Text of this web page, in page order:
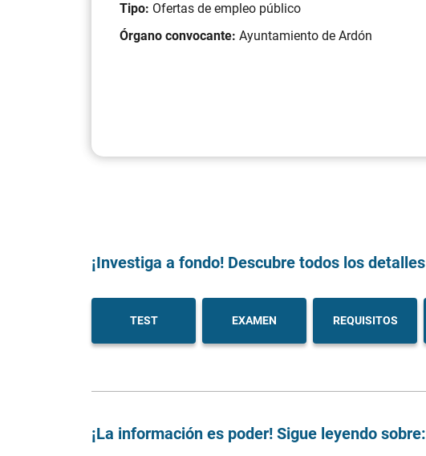
Tipo: Ofertas de empleo público
Órgano convocante: Ayuntamiento de Ardón
¡Investiga a fondo! Descubre todos los detalles
TEST EXAMEN REQUISITOS
¡La información es poder! Sigue leyendo sobre: